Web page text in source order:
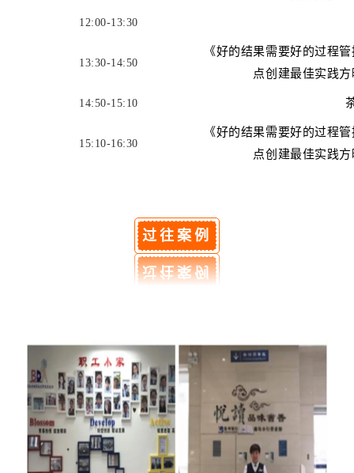
12:00-13:30
13:30-14:50
《好的结果需要好的过程
点创建最佳实践
14:50-15:10
15:10-16:30
《好的结果需要好的过程
点创建最佳实践
过往案例